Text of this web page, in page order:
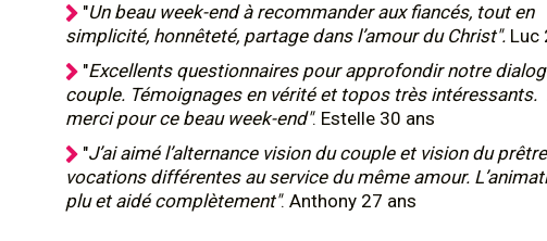
"Un beau week-end à recommander aux fiancés, tout en
simplicité, honnêteté, partage dans l’amour du Christ". Luc
"Excellents questionnaires pour approfondir notre
couple. Témoignages en vérité et topos très intéressants.
merci pour ce beau week-end". Estelle 30 ans
"J’ai aimé l’alternance vision du couple et vision du
vocations différentes au service du même amour.
plu et aidé complètement". Anthony 27 ans